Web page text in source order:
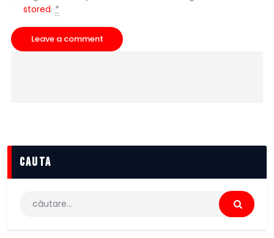
stored. *
cauta
Caută
după: